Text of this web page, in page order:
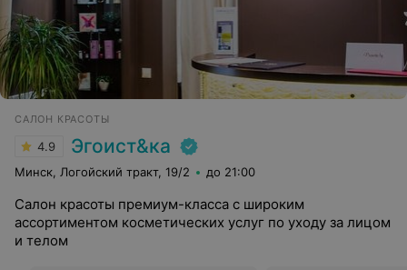
САЛОН КРАСОТЫ
4.9 Эгоист&ка
Минск, Логойский тракт, 19/2 до 21:00
Салон красоты премиум-класса с широким
ассортиментом косметических услуг по уходу за лицом
и телом